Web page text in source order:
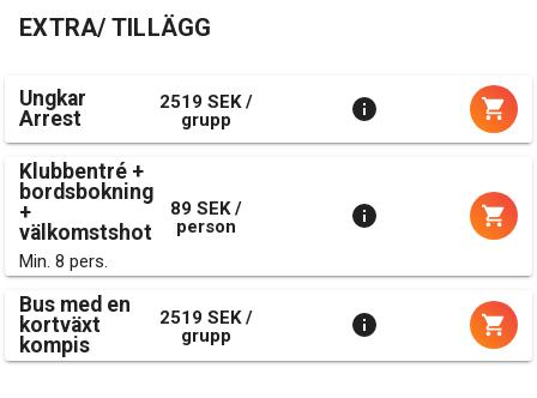
EXTRA/ TILLÄGG
Ungkar
Arrest
2519 SEK /
grupp
Klubbentré +
bordsbokning
+
välkomstshot
Min. 8 pers.
89 SEK /
person
Bus med en
kortväxt
kompis
2519 SEK /
grupp